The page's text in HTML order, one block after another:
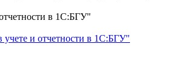
и отчетности в 1С:БГУ"